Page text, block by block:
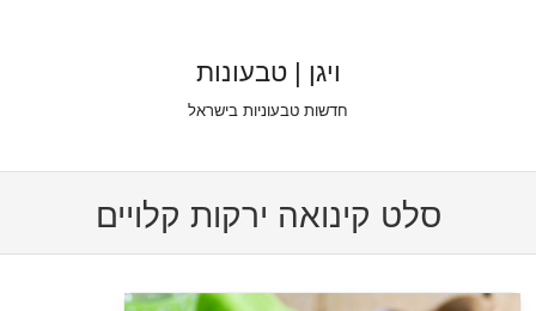
ויגן | טבעונות
חדשות טבעוניות בישראל
סלט קינואה ירקות קלויים